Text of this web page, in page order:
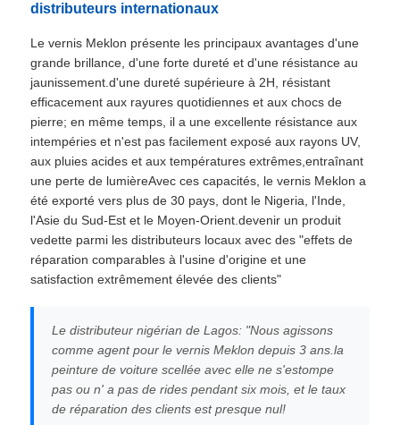
distributeurs internationaux
Le vernis Meklon présente les principaux avantages d'une
grande brillance, d'une forte dureté et d'une résistance au
jaunissement.d'une dureté supérieure à 2H, résistant
efficacement aux rayures quotidiennes et aux chocs de
pierre; en même temps, il a une excellente résistance aux
intempéries et n'est pas facilement exposé aux rayons UV,
aux pluies acides et aux températures extrêmes,entraînant
une perte de lumièreAvec ces capacités, le vernis Meklon a
été exporté vers plus de 30 pays, dont le Nigeria, l'Inde,
l'Asie du Sud-Est et le Moyen-Orient.devenir un produit
vedette parmi les distributeurs locaux avec des "effets de
réparation comparables à l'usine d'origine et une
satisfaction extrêmement élevée des clients"
Le distributeur nigérian de Lagos: "Nous agissons
comme agent pour le vernis Meklon depuis 3 ans.la
peinture de voiture scellée avec elle ne s'estompe
pas ou n' a pas de rides pendant six mois, et le taux
de réparation des clients est presque nul!